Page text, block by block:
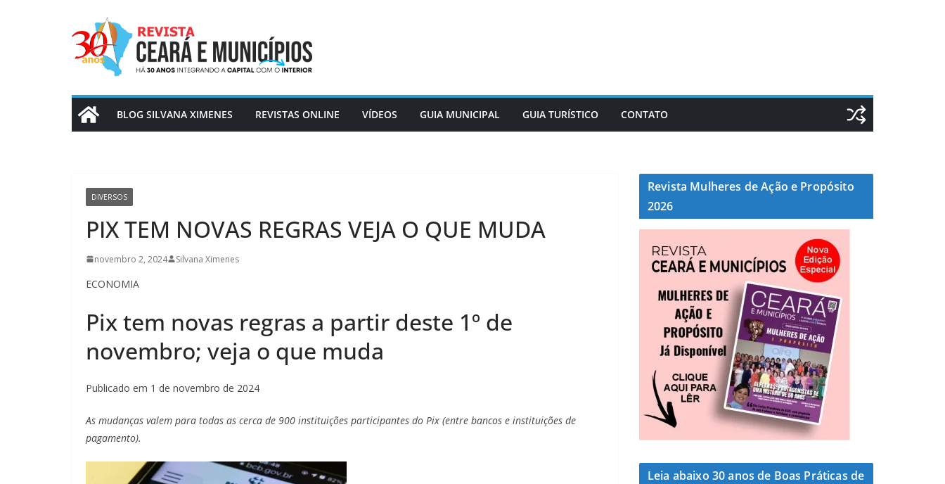
BLOG SILVANA XIMENES REVISTAS ONLINE VÍDEOS GUIA MUNICIPAL GUIA TURÍSTICO CONTATO
DIVERSOS
PIX TEM NOVAS REGRAS VEJA O QUE MUDA
novembro 2, 2024 Silvana Ximenes
ECONOMIA
Pix tem novas regras a partir deste 1º de
novembro; veja o que muda
Publicado em 1 de novembro de 2024
As mudanças valem para todas as cerca de 900 instituições participantes do Pix (entre bancos e instituições de
pagamento).
Revista Mulheres de Ação e Propósito
2026
Leia abaixo 30 anos de Boas Práticas de